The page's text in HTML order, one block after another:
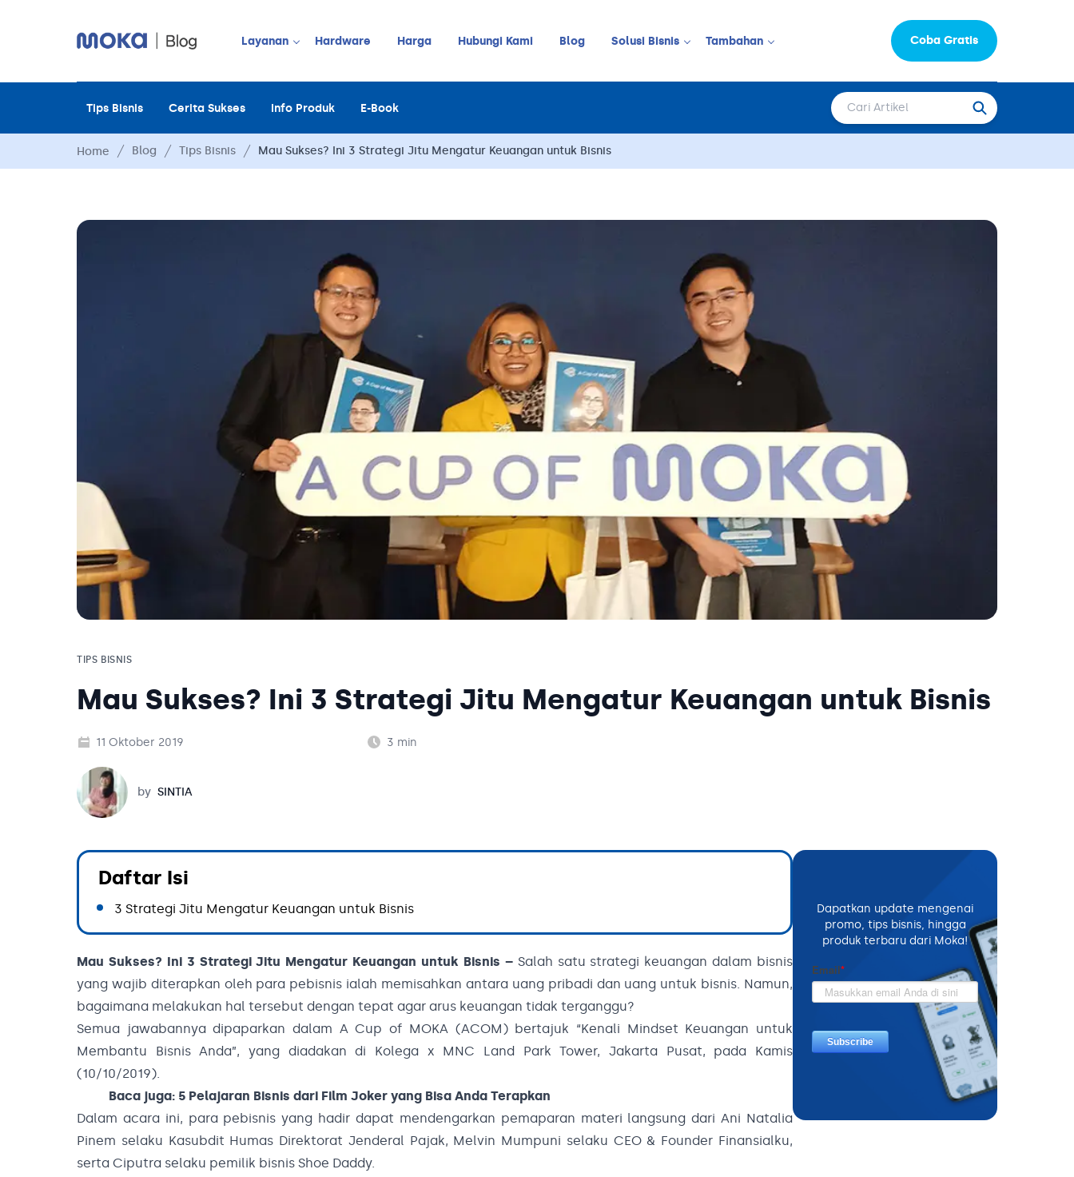
Layanan
Point of Sale
Payment
Manajemen Pelanggan
Manajemen Stok
Manajemen Meja
Manajemen Karyawan
Online Order Management
Hardware Harga Hubungi Kami Blog Solusi Bisnis Tambahan
Informasi Perusahaan
Moka Learning Hub
Coba Gratis
Tips Bisnis Cerita Sukses Info Produk E-Book
Home Blog Tips Bisnis Mau Sukses? Ini 3 Strategi Jitu Mengatur Keuangan untuk Bisnis
TIPS BISNIS
Mau Sukses? Ini 3 Strategi Jitu Mengatur Keuangan untuk Bisnis
11 Oktober 2019 3 min
Sintia
by SINTIA
Daftar Isi
3 Strategi Jitu Mengatur Keuangan untuk Bisnis
Mau Sukses? Ini 3 Strategi Jitu Mengatur Keuangan untuk Bisnis – Salah satu strategi keuangan dalam bisnis
yang wajib diterapkan oleh para pebisnis ialah memisahkan antara uang pribadi dan uang untuk bisnis. Namun,
bagaimana melakukan hal tersebut dengan tepat agar arus keuangan tidak terganggu?
Semua jawabannya dipaparkan dalam A Cup of MOKA (ACOM) bertajuk “Kenali Mindset Keuangan untuk
Membantu Bisnis Anda”, yang diadakan di Kolega x MNC Land Park Tower, Jakarta Pusat, pada Kamis
(10/10/2019).
Baca juga: 5 Pelajaran Bisnis dari Film Joker yang Bisa Anda Terapkan
Dalam acara ini, para pebisnis yang hadir dapat mendengarkan pemaparan materi langsung dari Ani Natalia
Pinem selaku Kasubdit Humas Direktorat Jenderal Pajak, Melvin Mumpuni selaku CEO & Founder Finansialku,
serta Ciputra selaku pemilik bisnis Shoe Daddy.
Dapatkan update mengenai
promo, tips bisnis, hingga
produk terbaru dari Moka!